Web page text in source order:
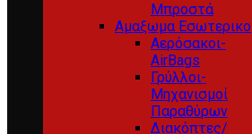
Μπροστά
Αμαξωμα Εσωτερικο
Αερόσακοι-
AirBags
Γρύλλοι-
Μηχανισμοί
Παραθύρων
Διακόπτες/